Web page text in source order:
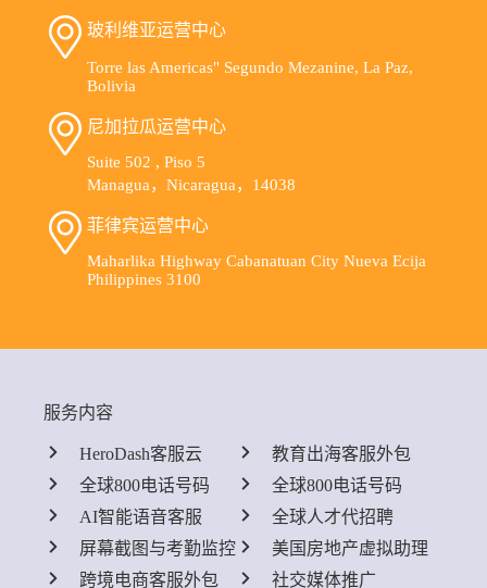
玻利维亚运营中心
Torre las Americas" Segundo Mezanine, La Paz,
Bolivia
尼加拉瓜运营中心
Suite 502 , Piso 5
Managua，Nicaragua，14038
菲律宾运营中心
Maharlika Highway Cabanatuan City Nueva Ecija
Philippines 3100
服务内容
HeroDash客服云
全球800电话号码
AI智能语音客服
屏幕截图与考勤监控
跨境电商客服外包
教育出海客服外包
全球800电话号码
全球人才代招聘
美国房地产虚拟助理
社交媒体推广